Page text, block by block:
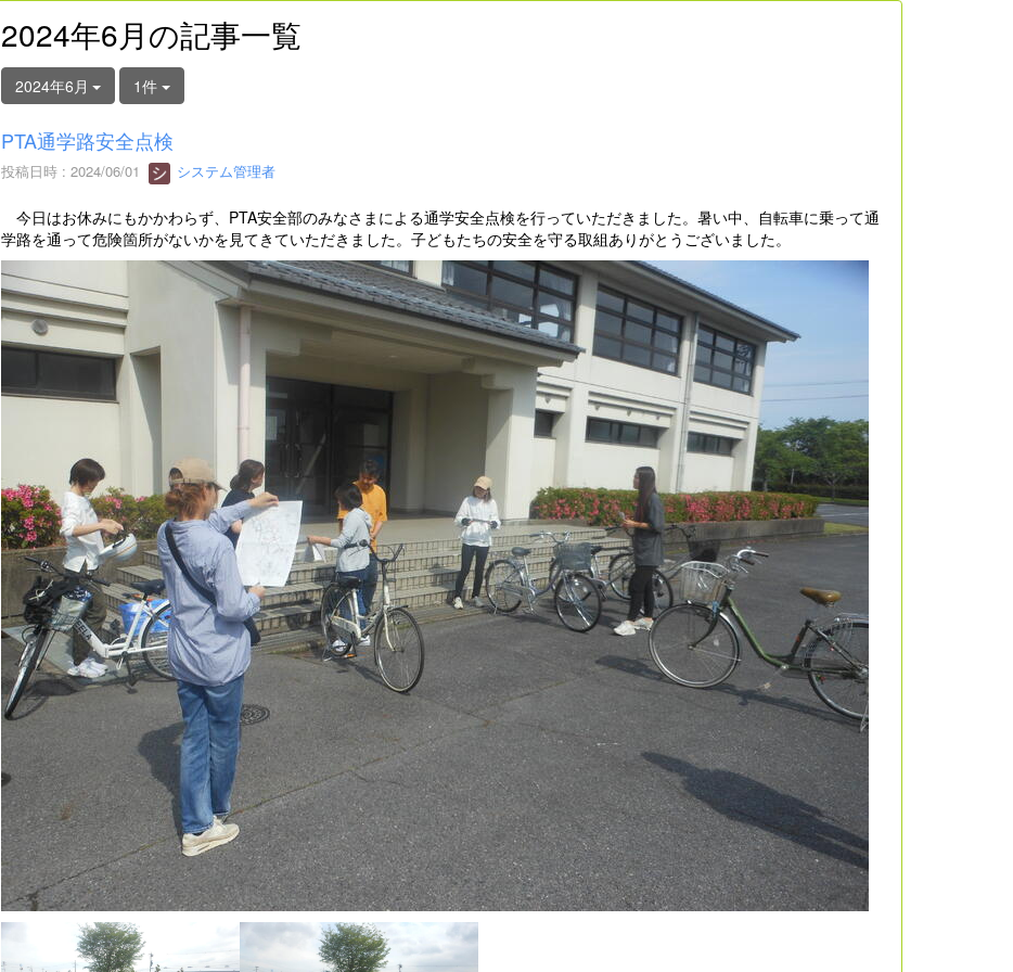
2024年6月の記事一覧
2024年6月 1件
PTA通学路安全点検
投稿日時 : 2024/06/01 システム管理者
今日はお休みにもかかわらず、PTA安全部のみなさまによる通学安全点検を行っていただきました。暑い中、自転車に乗って通
学路を通って危険箇所がないかを見てきていただきました。子どもたちの安全を守る取組ありがとうございました。